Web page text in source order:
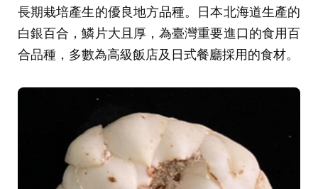
長期栽培產生的優良地方品種。日本北海道生產的
白銀百合，鱗片大且厚，為臺灣重要進口的食用百
合品種，多數為高級飯店及日式餐廳採用的食材。